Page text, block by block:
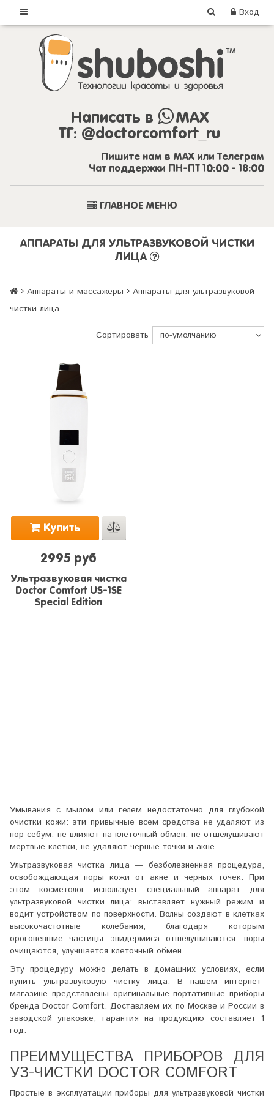
Вход
Написать в
MAX
ТГ: @doctorcomfort_ru
Пишите нам в MAX или Телеграм
Чат поддержки ПН-ПТ 10:00 - 18:00
ГЛАВНОЕ МЕНЮ
АППАРАТЫ ДЛЯ УЛЬТРАЗВУКОВОЙ ЧИСТКИ
ЛИЦА
Аппараты и массажеры
Аппараты для ультразвуковой
чистки лица
Сортировать
Купить
2995 руб
Ультразвуковая чистка
Doctor Comfort US-1SE
Special Edition
Умывания с мылом или гелем недостаточно для глубокой
очистки кожи: эти привычные всем средства не удаляют из
пор себум, не влияют на клеточный обмен, не отшелушивают
мертвые клетки, не удаляют черные точки и акне.
Ультразвуковая чистка лица — безболезненная процедура,
освобождающая поры кожи от акне и черных точек. При
этом косметолог использует специальный аппарат для
ультразвуковой чистки лица: выставляет нужный режим и
водит устройством по поверхности. Волны создают в клетках
высокочастотные колебания, благодаря которым
ороговевшие частицы эпидермиса отшелушиваются, поры
очищаются, улучшается клеточный обмен.
Эту процедуру можно делать в домашних условиях, если
купить ультразвуковую чистку лица. В нашем интернет-
магазине представлены оригинальные портативные приборы
бренда Doctor Comfort. Доставляем их по Москве и России в
заводской упаковке, гарантия на продукцию составляет 1
год.
ПРЕИМУЩЕСТВА ПРИБОРОВ ДЛЯ
УЗ-ЧИСТКИ DOCTOR COMFORT
Простые в эксплуатации приборы для ультразвуковой чистки